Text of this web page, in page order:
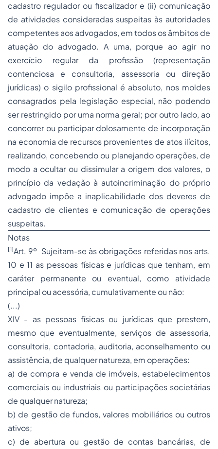
cadastro regulador ou fiscalizador e (ii) comunicação
de atividades consideradas suspeitas às autoridades
competentes aos advogados, em todos os âmbitos de
atuação do advogado. A uma, porque ao agir no
exercício regular da profissão (representação
contenciosa e consultoria, assessoria ou direção
jurídicas) o sigilo profissional é absoluto, nos moldes
consagrados pela legislação especial, não podendo
ser restringido por uma norma geral; por outro lado, ao
concorrer ou participar dolosamente de incorporação
na economia de recursos provenientes de atos ilícitos,
realizando, concebendo ou planejando operações, de
modo a ocultar ou dissimular a origem dos valores, o
princípio da vedação à autoincriminação do próprio
advogado impõe a inaplicabilidade dos deveres de
cadastro de clientes e comunicação de operações
suspeitas.
Notas
[1]Art. 9º Sujeitam-se às obrigações referidas nos arts.
10 e 11 as pessoas físicas e jurídicas que tenham, em
caráter permanente ou eventual, como atividade
principal ou acessória, cumulativamente ou não:
(...)
XIV - as pessoas físicas ou jurídicas que prestem,
mesmo que eventualmente, serviços de assessoria,
consultoria, contadoria, auditoria, aconselhamento ou
assistência, de qualquer natureza, em operações:
a) de compra e venda de imóveis, estabelecimentos
comerciais ou industriais ou participações societárias
de qualquer natureza;
b) de gestão de fundos, valores mobiliários ou outros
ativos;
c) de abertura ou gestão de contas bancárias, de